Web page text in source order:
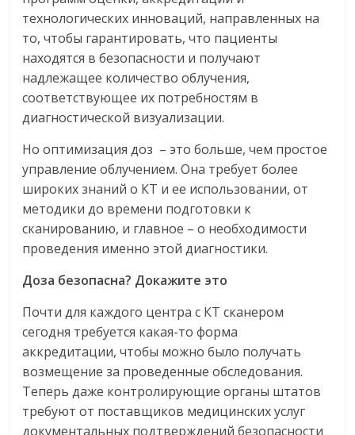
технологических инноваций, направленных на
то, чтобы гарантировать, что пациенты
находятся в безопасности и получают
надлежащее количество облучения,
соответствующее их потребностям в
диагностической визуализации.
Но оптимизация доз – это больше, чем простое
управление облучением. Она требует более
широких знаний о КТ и ее использовании, от
методики до времени подготовки к
сканированию, и главное – о необходимости
проведения именно этой диагностики.
Доза безопасна? Докажите это
Почти для каждого центра с КТ сканером
сегодня требуется какая-то форма
аккредитации, чтобы можно было получать
возмещение за проведенные обследования.
Теперь даже контролирующие органы штатов
требуют от поставщиков медицинских услуг
документальных подтверждений безопасности